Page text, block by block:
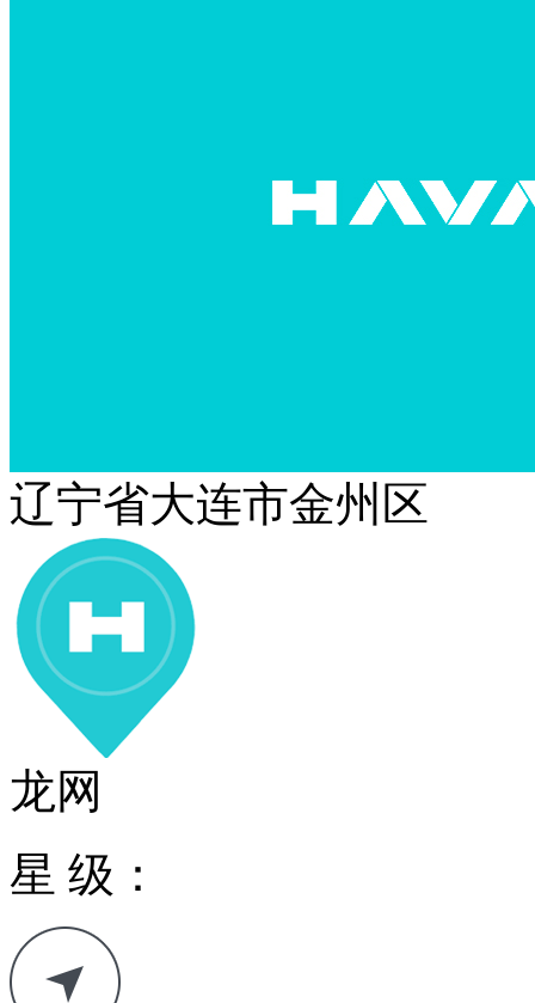
辽宁省大连市金州区
龙网
星 级：